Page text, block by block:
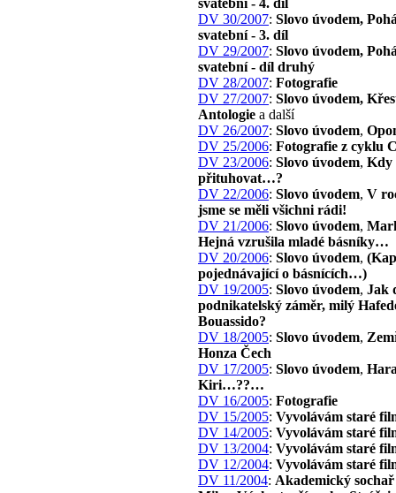
DV 30/2007: Slovo úvodem,
svatební - 3. díl
DV 29/2007: Slovo úvodem,
svatební - díl druhý
DV 28/2007: Fotografie
DV 27/2007: Slovo úvodem,
Antologie a další
DV 26/2007: Slovo úvodem,
DV 25/2006: Fotografie z cyklu
DV 23/2006: Slovo úvodem, Kdy
přituhovat…?
DV 22/2006: Slovo úvodem, V
jsme se měli všichni rádi!
DV 21/2006: Slovo úvodem,
Hejná vzrušila mladé básníky…
DV 20/2006: Slovo úvodem,
pojednávající o básnících…)
DV 19/2005: Slovo úvodem, Jak
podnikatelský záměr, milý
Bouassido?
DV 18/2005: Slovo úvodem,
Honza Čech
DV 17/2005: Slovo úvodem,
Kiri…??…
DV 16/2005: Fotografie
DV 15/2005: Vyvolávám staré
DV 14/2005: Vyvolávám staré
DV 13/2004: Vyvolávám staré
DV 12/2004: Vyvolávám staré
DV 11/2004: Akademický